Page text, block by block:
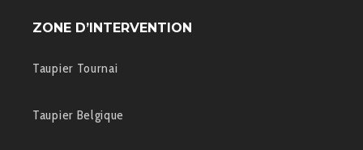
ZONE D’INTERVENTION
Taupier Tournai
Taupier Belgique